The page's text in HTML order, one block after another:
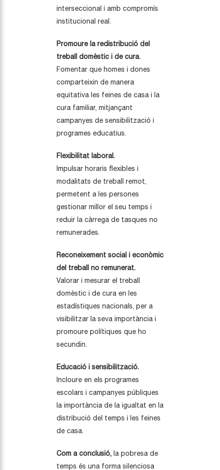
interseccional i amb compromís
institucional real.
Promoure la redistribució del
treball domèstic i de cura.
Fomentar que homes i dones
comparteixin de manera
equitativa les feines de casa i la
cura familiar, mitjançant
campanyes de sensibilització i
programes educatius.
Flexibilitat laboral.
Impulsar horaris flexibles i
modalitats de treball remot,
permetent a les persones
gestionar millor el seu temps i
reduir la càrrega de tasques no
remunerades.
Reconeixement social i econòmic
del treball no remunerat.
Valorar i mesurar el treball
domèstic i de cura en les
estadístiques nacionals, per a
visibilitzar la seva importància i
promoure polítiques que ho
secundin.
Educació i sensibilització.
Incloure en els programes
escolars i campanyes públiques
la importància de la igualtat en la
distribució del temps i les feines
de casa.
Com a conclusió, la pobresa de
temps és una forma silenciosa